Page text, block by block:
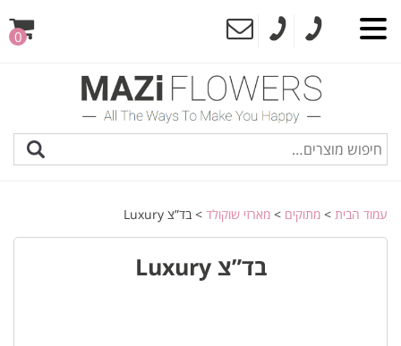
0
עמוד הבית > מתוקים > מארזי שוקולד > בד”צ Luxury
בד”צ Luxury